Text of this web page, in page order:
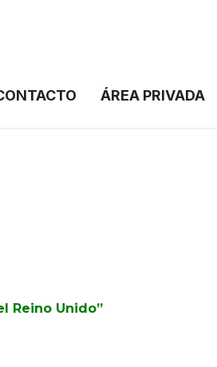
ÁREA PRIVADA
Reino Unido”